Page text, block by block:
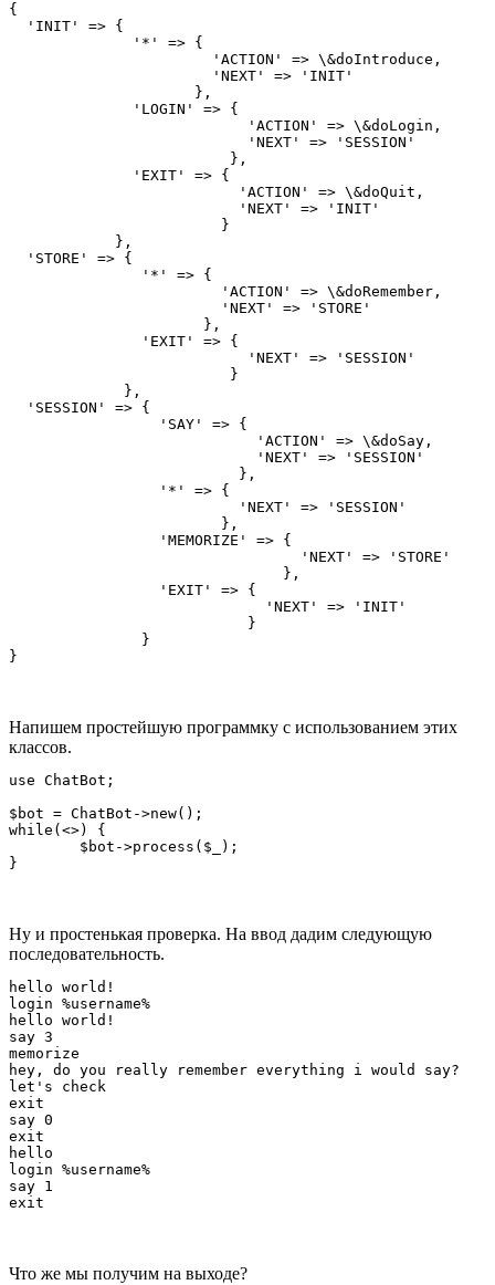
{
  'INIT' => {
              '*' => {
                       'ACTION' => \&doIntroduce,
                       'NEXT' => 'INIT'
                     },
              'LOGIN' => {
                           'ACTION' => \&doLogin,
                           'NEXT' => 'SESSION'
                         },
              'EXIT' => {
                          'ACTION' => \&doQuit,
                          'NEXT' => 'INIT'
                        }
            },
  'STORE' => {
               '*' => {
                        'ACTION' => \&doRemember,
                        'NEXT' => 'STORE'
                      },
               'EXIT' => {
                           'NEXT' => 'SESSION'
                         }
             },
  'SESSION' => {
                 'SAY' => {
                            'ACTION' => \&doSay,
                            'NEXT' => 'SESSION'
                          },
                 '*' => {
                          'NEXT' => 'SESSION'
                        },
                 'MEMORIZE' => {
                                 'NEXT' => 'STORE'
                               },
                 'EXIT' => {
                             'NEXT' => 'INIT'
                           }
               }
Напишем простейшую программку с использованием этих
классов.
use ChatBot;
$bot = ChatBot->new();
while(<>) {
Ну и простенькая проверка. На ввод дадим следующую
последовательность.
hello world!
login %username%
hello world!
say 3
memorize
hey, do you really remember everything i would say?
let's check
exit
say 0
exit
hello
login %username%
say 1
Что же мы получим на выходе?